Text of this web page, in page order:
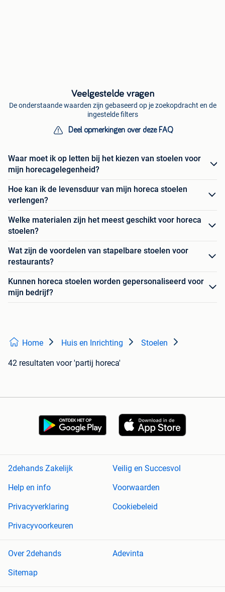
Veelgestelde vragen
De onderstaande waarden zijn gebaseerd op je zoekopdracht en de
ingestelde filters
Deel opmerkingen over deze FAQ
Waar moet ik op letten bij het kiezen van stoelen voor
mijn horecagelegenheid?
Hoe kan ik de levensduur van mijn horeca stoelen
verlengen?
Welke materialen zijn het meest geschikt voor horeca
stoelen?
Wat zijn de voordelen van stapelbare stoelen voor
restaurants?
Kunnen horeca stoelen worden gepersonaliseerd voor
mijn bedrijf?
Home Huis en Inrichting Stoelen
42 resultaten voor 'partij horeca'
2dehands Zakelijk
Veilig en Succesvol
Help en info
Voorwaarden
Privacyverklaring
Cookiebeleid
Privacyvoorkeuren
Over 2dehands
Adevinta
Sitemap